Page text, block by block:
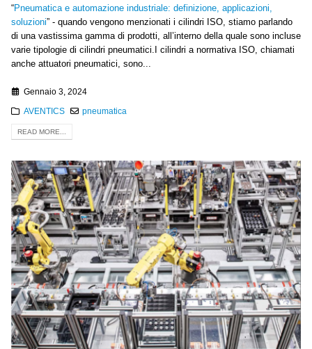
“Pneumatica e automazione industriale: definizione, applicazioni,
soluzioni” - quando vengono menzionati i cilindri ISO, stiamo parlando
di una vastissima gamma di prodotti, all’interno della quale sono incluse
varie tipologie di cilindri pneumatici.I cilindri a normativa ISO, chiamati
anche attuatori pneumatici, sono...
Gennaio 3, 2024
AVENTICS pneumatica
READ MORE...